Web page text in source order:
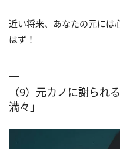
近い将来、あなたの元には
はず！
（9）元カノに謝られ
満々」